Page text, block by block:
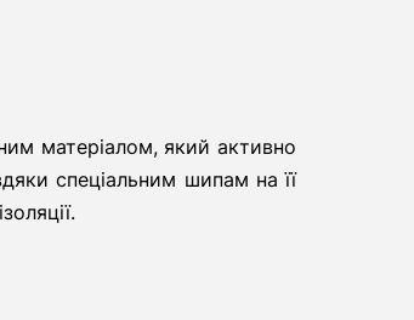
матеріалом, який активно
спеціальним шипам на її